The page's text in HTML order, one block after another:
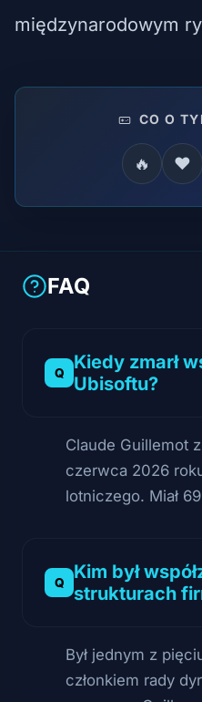
międzynarodowym
CO O
🔥 ❤️
FAQ
Kiedy zmarł
Ubisoftu?
Claude Guillemot
czerwca 2026
lotniczego. Miał
Kim był
strukturach
Był jednym z
członkiem rady